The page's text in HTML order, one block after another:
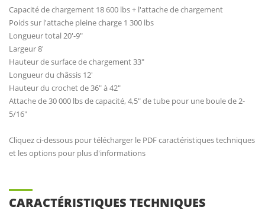
Capacité de chargement 18 600 lbs + l'attache de chargement
Poids sur l'attache pleine charge 1 300 lbs
Longueur total 20'-9"
Largeur 8'
Hauteur de surface de chargement 33"
Longueur du châssis 12'
Hauteur du crochet de 36" à 42"
Attache de 30 000 lbs de capacité, 4,5" de tube pour une boule de 2-
5/16"
Cliquez ci-dessous pour télécharger le PDF caractéristiques techniques
et les options pour plus d'informations
CARACTÉRISTIQUES TECHNIQUES